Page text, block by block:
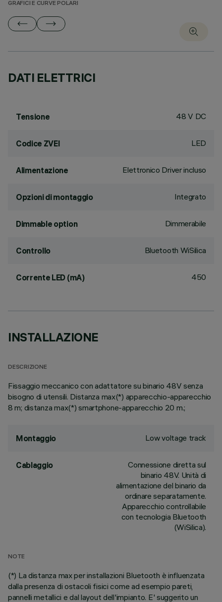
GRAFICI E CURVE POLARI
DATI ELETTRICI
Tensione 48 V DC
Codice ZVEI LED
Alimentazione Elettronico Driver incluso
Opzioni di montaggio Integrato
Dimmable option Dimmerabile
Controllo Bluetooth WiSilica
Corrente LED (mA) 450
INSTALLAZIONE
DESCRIZIONE
Fissaggio meccanico con adattatore su binario 48V senza
bisogno di utensili. Distanza max(*) apparecchio-apparecchio
8 m; distanza max(*) smartphone-apparecchio 20 m.;
Montaggio Low voltage track
Cablaggio
Connessione diretta sul
binario 48V. Unità di
alimentazione del binario da
ordinare separatamente.
Apparecchio controllabile
con tecnologia Bluetooth
(WiSilica).
NOTE
(*) La distanza max per installazioni Bluetooth è influenzata
dalla presenza di ostacoli fisici come ad esempio pareti,
pannelli metallici e dal layout dell'impianto. E' suggerito un